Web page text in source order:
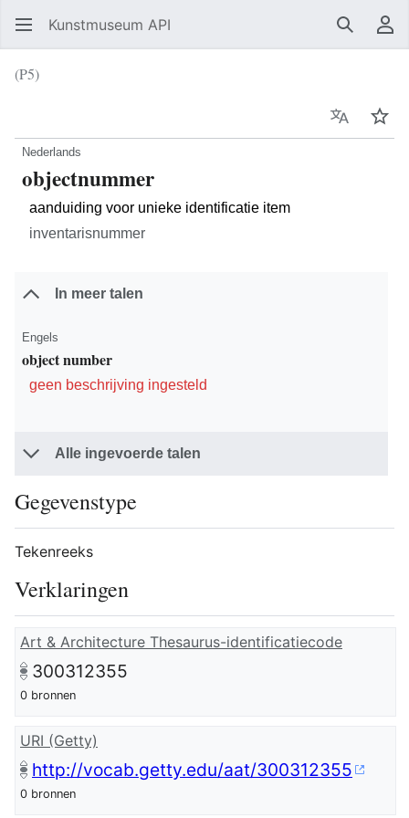
Kunstmuseum API Zoeken
(P5)
Taal
Nederlands
objectnummer
aanduiding voor unieke identificatie item
inventarisnummer
In meer talen
Engels
object number
geen beschrijving ingesteld
Alle ingevoerde talen
Gegevenstype
Tekenreeks
Verklaringen
Art & Architecture Thesaurus-identificatiecode
300312355
0 bronnen
URI (Getty)
http://vocab.getty.edu/aat/300312355
0 bronnen